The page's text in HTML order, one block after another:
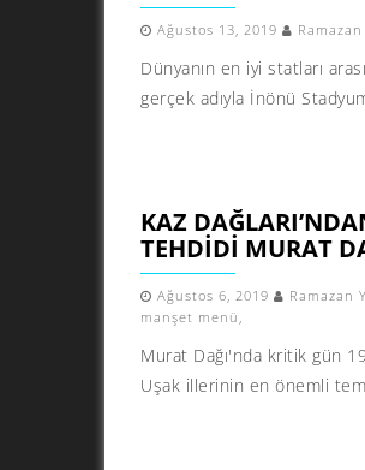
Ağustos 13, 2019
Dünyanın en iyi statları
gerçek adıyla İnönü
KAZ
TEHDIDI MURAT
Ağustos 6, 2019 Ramazan
manşet menü ,
Murat Dağı'nda kritik gün
Uşak illerinin en önemli